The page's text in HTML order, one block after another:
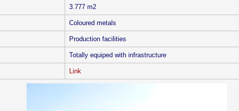
3.777 m2
Coloured metals
Production facilities
Totally equiped with infrastructure
Link